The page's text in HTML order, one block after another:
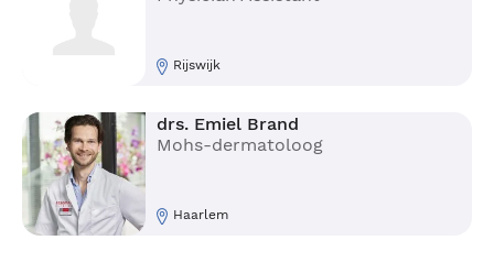
Rijswijk
drs. Emiel Brand
Mohs-dermatoloog
Haarlem